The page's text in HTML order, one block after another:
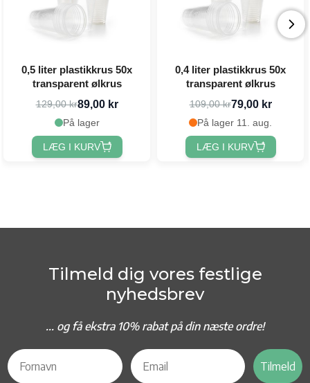
0,5 liter plastikkrus 50x
transparent ølkrus
129,00 kr89,00 kr
På lager
LÆG I KURV
0,4 liter plastikkrus 50x
transparent ølkrus
109,00 kr79,00 kr
På lager 11. aug.
LÆG I KURV
Tilmeld dig vores festlige
nyhedsbrev
... og få ekstra 10% rabat på din næste ordre!
Tilmeld